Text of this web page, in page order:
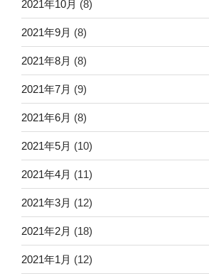
2021年10月 (8)
2021年9月 (8)
2021年8月 (8)
2021年7月 (9)
2021年6月 (8)
2021年5月 (10)
2021年4月 (11)
2021年3月 (12)
2021年2月 (18)
2021年1月 (12)